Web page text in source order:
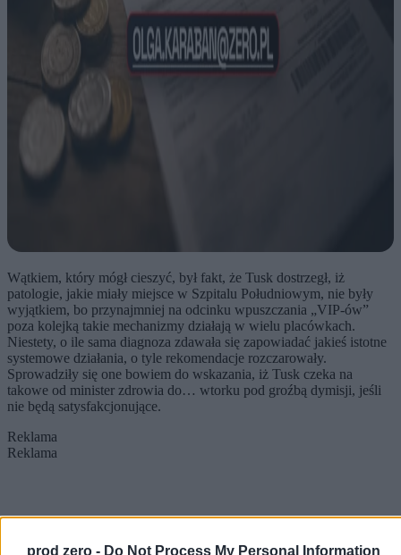
prod zero - Do Not Process My Personal Information
Wątkiem, który mógł cieszyć, był fakt, że Tusk dostrzegł, iż
patologie, jakie miały miejsce w Szpitalu Południowym, nie były
wyjątkiem, bo przynajmniej na odcinku wpuszczania „VIP-ów”
poza kolejką takie mechanizmy działają w wielu placówkach.
Niestety, o ile sama diagnoza zdawała się zapowiadać jakieś istotne
systemowe działania, o tyle rekomendacje rozczarowały.
Sprowadziły się one bowiem do wskazania, iż Tusk czeka na
takowe od minister zdrowia do… wtorku pod groźbą dymisji, jeśli
nie będą satysfakcjonujące.
Reklama
Reklama